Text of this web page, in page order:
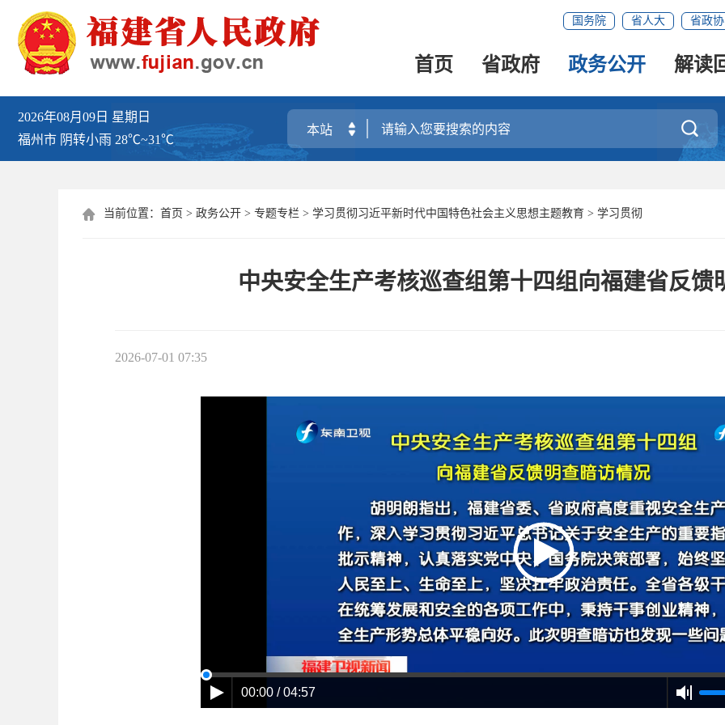
国务院 省人大 省政协
首页 省政府 政务公开 解读
2026年08月09日 星期日
福州市 阴转小雨 28℃~31℃

 当前位置： 首页 > 政务公开 > 专题专栏 > 学习贯彻习近平新时代中国特色社会主义思想主题教育 > 学习贯彻
中央安全生产考核巡查组第十四组向福建省反馈
2026-07-01 07:35
00:00 / 04:57